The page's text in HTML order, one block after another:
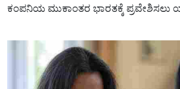
ಕಂಪನಿಯ ಮುಕಾಂತರ ಭಾರತಕ್ಕೆ ಪ್ರವೇಶಿಸಲು